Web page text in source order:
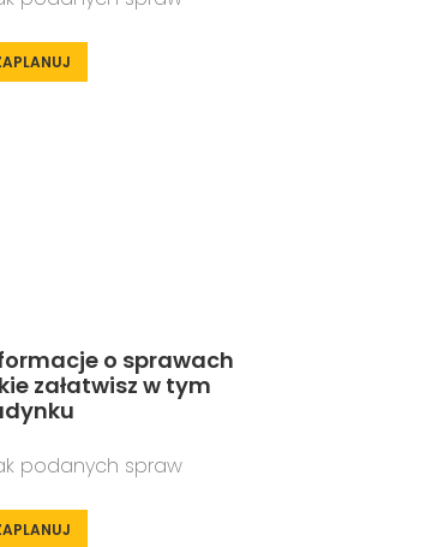
o sprawach
załatwisz w tym
podanych spraw